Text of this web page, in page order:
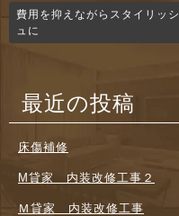
費用を抑えながらスタイリッシ
ュに
最近の投稿
床傷補修
M貸家 内装改修工事２
Ｍ貸家 内装改修工事